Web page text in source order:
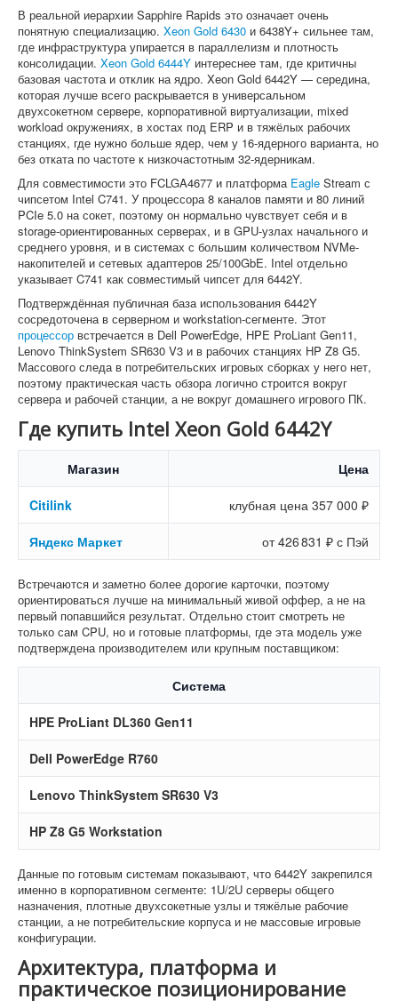
В реальной иерархии Sapphire Rapids это означает очень
понятную специализацию. Xeon Gold 6430 и 6438Y+ сильнее там,
где инфраструктура упирается в параллелизм и плотность
консолидации. Xeon Gold 6444Y интереснее там, где критичны
базовая частота и отклик на ядро. Xeon Gold 6442Y — середина,
которая лучше всего раскрывается в универсальном
двухсокетном сервере, корпоративной виртуализации, mixed
workload окружениях, в хостах под ERP и в тяжёлых рабочих
станциях, где нужно больше ядер, чем у 16-ядерного варианта, но
без отката по частоте к низкочастотным 32-ядерникам.
Для совместимости это FCLGA4677 и платформа Eagle Stream с
чипсетом Intel C741. У процессора 8 каналов памяти и 80 линий
PCIe 5.0 на сокет, поэтому он нормально чувствует себя и в
storage-ориентированных серверах, и в GPU-узлах начального и
среднего уровня, и в системах с большим количеством NVMe-
накопителей и сетевых адаптеров 25/100GbE. Intel отдельно
указывает C741 как совместимый чипсет для 6442Y.
Подтверждённая публичная база использования 6442Y
сосредоточена в серверном и workstation-сегменте. Этот
процессор встречается в Dell PowerEdge, HPE ProLiant Gen11,
Lenovo ThinkSystem SR630 V3 и в рабочих станциях HP Z8 G5.
Массового следа в потребительских игровых сборках у него нет,
поэтому практическая часть обзора логично строится вокруг
сервера и рабочей станции, а не вокруг домашнего игрового ПК.
Где купить Intel Xeon Gold 6442Y
Магазин Цена
Citilink клубная цена 357 000 ₽
Яндекс Маркет от 426 831 ₽ с Пэй
Встречаются и заметно более дорогие карточки, поэтому
ориентироваться лучше на минимальный живой оффер, а не на
первый попавшийся результат. Отдельно стоит смотреть не
только сам CPU, но и готовые платформы, где эта модель уже
подтверждена производителем или крупным поставщиком:
Система
HPE ProLiant DL360 Gen11
Dell PowerEdge R760
Lenovo ThinkSystem SR630 V3
HP Z8 G5 Workstation
Данные по готовым системам показывают, что 6442Y закрепился
именно в корпоративном сегменте: 1U/2U серверы общего
назначения, плотные двухсокетные узлы и тяжёлые рабочие
станции, а не потребительские корпуса и не массовые игровые
конфигурации.
Архитектура, платформа и
практическое позиционирование